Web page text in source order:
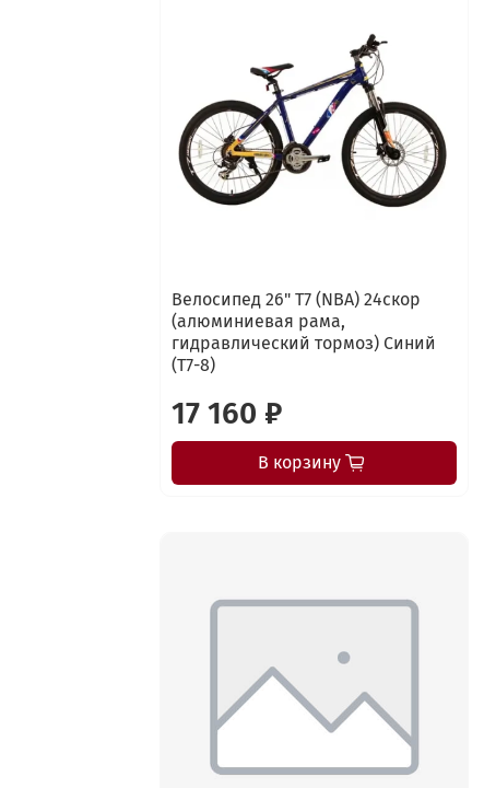
Велосипед 26" Т7 (NBA) 24скор
(алюминиевая рама,
гидравлический тормоз) Синий
(T7-8)
17 160 ₽
В корзину